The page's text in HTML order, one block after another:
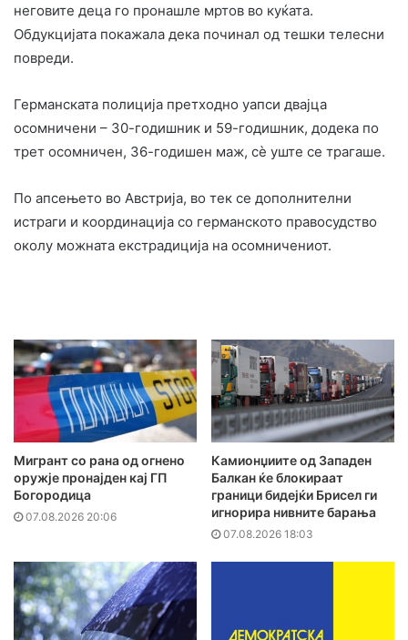
неговите деца го пронашле мртов во куќата.
Обдукцијата покажала дека починал од тешки телесни
повреди.
Германската полиција претходно уапси двајца
осомничени – 30-годишник и 59-годишник, додека по
трет осомничен, 36-годишен маж, сè уште се трагаше.
По апсењето во Австрија, во тек се дополнителни
истраги и координација со германското правосудство
околу можната екстрадиција на осомничениот.
Мигрант со рана од огнено
оружје пронајден кај ГП
Богородица
07.08.2026 20:06
Камионџиите од Западен
Балкан ќе блокираат
граници бидејќи Брисел ги
игнорира нивните барања
07.08.2026 18:03